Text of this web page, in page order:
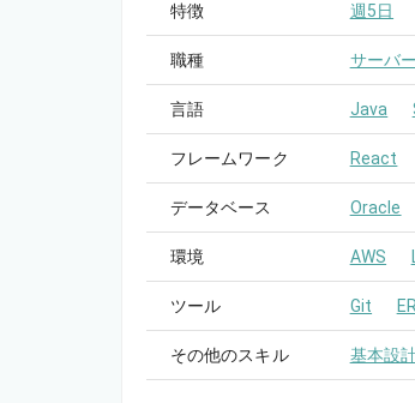
特徴 週5日
職種 サーバ
言語 Java
フレームワーク React
データベース Oracle
環境 AWS
ツール Git
その他のスキル 基本設